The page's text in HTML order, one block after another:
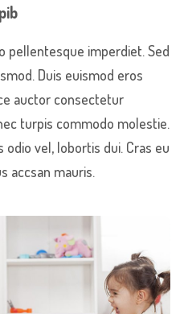
pellentesque imperdiet. Sed
Duis euismod eros
auctor consectetur
turpis commodo molestie.
odio vel, lobortis dui. Cras eu
accsan mauris.